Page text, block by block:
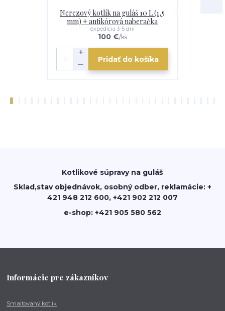
Nerezový kotlík na guláš 10 L (1,5
mm) + antikórová naberačka
100 €/ks
expedícia 3-5 dní
Pridať do košíka
Kotlikové súpravy na guláš
Sklad,stav objednávok, osobný odber, reklamácie: +
421 948 212 600, +421 902 212 007
e-shop: +421 905 580 562
Informácie pre zákazníkov
Smaltovaný kotlík